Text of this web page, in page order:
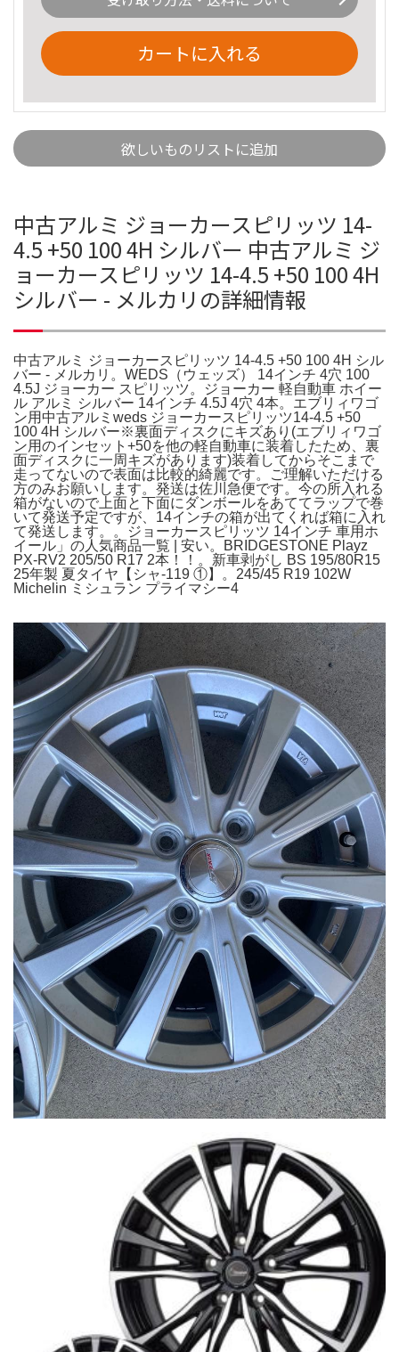
カートに入れる
欲しいものリストに追加
中古アルミ ジョーカースピリッツ 14-
4.5 +50 100 4H シルバー 中古アルミ ジ
ョーカースピリッツ 14-4.5 +50 100 4H
シルバー - メルカリの詳細情報
中古アルミ ジョーカースピリッツ 14-4.5 +50 100 4H シル
バー - メルカリ。WEDS（ウェッズ） 14インチ 4穴 100
4.5J ジョーカー スピリッツ。ジョーカー 軽自動車 ホイー
ル アルミ シルバー 14インチ 4.5J 4穴 4本。エブリィワゴ
ン用中古アルミweds ジョーカースピリッツ14-4.5 +50
100 4H シルバー※裏面ディスクにキズあり(エブリィワゴ
ン用のインセット+50を他の軽自動車に装着したため、裏
面ディスクに一周キズがあります)装着してからそこまで
走ってないので表面は比較的綺麗です。ご理解いただける
方のみお願いします。発送は佐川急便です。今の所入れる
箱がないので上面と下面にダンボールをあててラップで巻
いて発送予定ですが、14インチの箱が出てくれば箱に入れ
て発送します。。ジョーカースピリッツ 14インチ 車用ホ
イール」の人気商品一覧 | 安い。BRIDGESTONE Playz
PX-RV2 205/50 R17 2本！！。新車剥がし BS 195/80R15
25年製 夏タイヤ【シャ-119 ①】。245/45 R19 102W
Michelin ミシュラン プライマシー4